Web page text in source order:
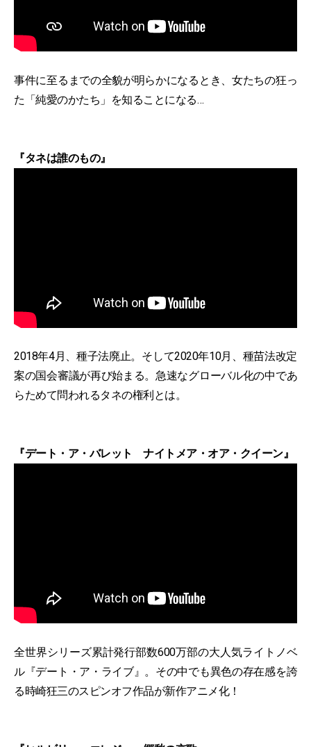
事件に至るまでの全貌が明らかになるとき、女たちの狂っ
た「純愛のかたち」を知ることになる…
『タネは誰のもの』
2018年4月、種子法廃止。そして2020年10月、種苗法改定
案の国会審議が再び始まる。急速なグローバル化の中であ
らためて問われるタネの権利とは。
『デート・ア・バレット ナイトメア・オア・クイーン』
全世界シリーズ累計発行部数600万部の大人気ライトノベ
ル『デート・ア・ライブ』。その中でも異色の存在感を誇
る時崎狂三のスピンオフ作品が新作アニメ化！